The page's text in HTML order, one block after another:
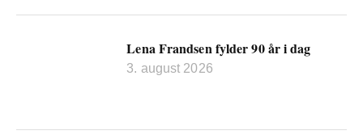
Lena Frandsen fylder 90 år i dag
3. august 2026